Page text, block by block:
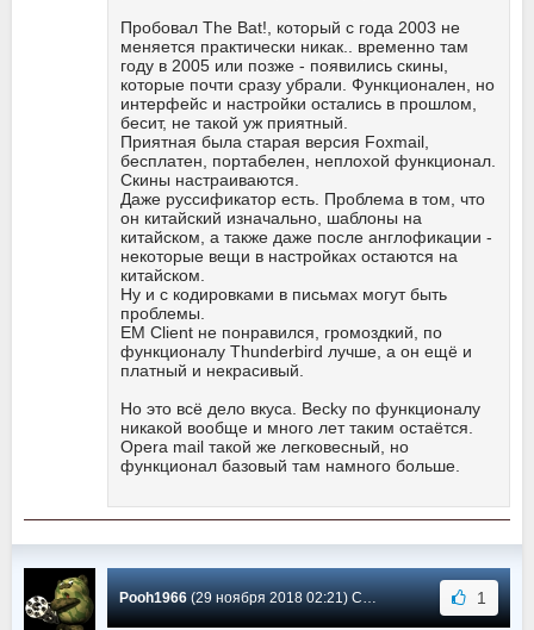
Пробовал The Bat!, который с года 2003 не
меняется практически никак.. временно там
году в 2005 или позже - появились скины,
которые почти сразу убрали. Функционален, но
интерфейс и настройки остались в прошлом,
бесит, не такой уж приятный.
Приятная была старая версия Foxmail,
бесплатен, портабелен, неплохой функционал.
Скины настраиваются.
Даже руссификатор есть. Проблема в том, что
он китайский изначально, шаблоны на
китайском, а также даже после англофикации -
некоторые вещи в настройках остаются на
китайском.
Ну и с кодировками в письмах могут быть
проблемы.
EM Client не понравился, громоздкий, по
функционалу Thunderbird лучше, а он ещё и
платный и некрасивый.
Но это всё дело вкуса. Becky по функционалу
никакой вообще и много лет таким остаётся.
Opera mail такой же легковесный, но
функционал базовый там намного больше.
Pooh1966(29 ноября 2018 02:21) Сообщение #108 1